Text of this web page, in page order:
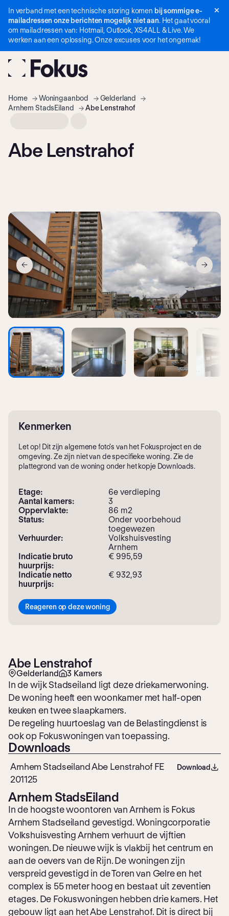
Navigatie
overslaan
In verband met een technische storing komen bij sommige e-
mailadressen onze berichten mogelijk niet aan. Het gaat vooral
om mailadressen van: Hotmail, Outlook, XS4ALL & Live. We
werken aan een oplossing. Onze excuses voor het ongemak!
Home Woning­aanbod
Gelderland
Arnhem StadsEiland
Abe Lenstrahof
Abe Lenstrahof
Kenmerken
Let op! Dit zijn algemene foto's van het Fokusproject en de
omgeving. Ze zijn niet van de specifieke woning. Zie de
plattegrond van de woning onder het kopje Downloads.
Etage:
6e verdieping
Aantal kamers:
3
Oppervlakte:
86 m2
Status:
Onder voorbehoud
toegewezen
Verhuurder:
Volkshuisvesting
Arnhem
Indicatie bruto
huurprijs:
€ 995,59
Indicatie netto
huurprijs:
€ 932,93
Reageren op deze woning
Abe Lenstrahof
Gelderland 3 Kamers
In de wijk Stadseiland ligt deze driekamerwoning.
De woning heeft een woonkamer met half-open
keuken en twee slaapkamers.
De regeling huurtoeslag van de Belastingdienst is
ook op Fokuswoningen van toepassing.
Downloads
Arnhem Stadseiland Abe Lenstrahof FE
201125
Download
Arnhem StadsEiland
In de hoogste woontoren van Arnhem is Fokus
Arnhem Stadseiland gevestigd. Woningcorporatie
Volkshuisvesting Arnhem verhuurt de vijftien
woningen. De nieuwe wijk is vlakbij het centrum en
aan de oevers van de Rijn. De woningen zijn
verspreid gevestigd in de Toren van Gelre en het
complex is 55 meter hoog en bestaat uit zeventien
etages. De Fokuswoningen hebben drie kamers. Het
gebouw ligt aan het Abe Lenstrahof. Dit is direct bij